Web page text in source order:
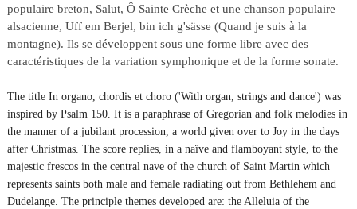
populaire breton, Salut, Ô Sainte Crèche et une chanson populaire
alsacienne, Uff em Berjel, bin ich g'sässe (Quand je suis à la
montagne). Ils se développent sous une forme libre avec des
caractéristiques de la variation symphonique et de la forme sonate.
The title In organo, chordis et choro ('With organ, strings and dance') was
inspired by Psalm 150. It is a paraphrase of Gregorian and folk melodies in
the manner of a jubilant procession, a world given over to Joy in the days
after Christmas. The score replies, in a naïve and flamboyant style, to the
majestic frescos in the central nave of the church of Saint Martin which
represents saints both male and female radiating out from Bethlehem and
Dudelange. The principle themes developed are: the Alleluia of the